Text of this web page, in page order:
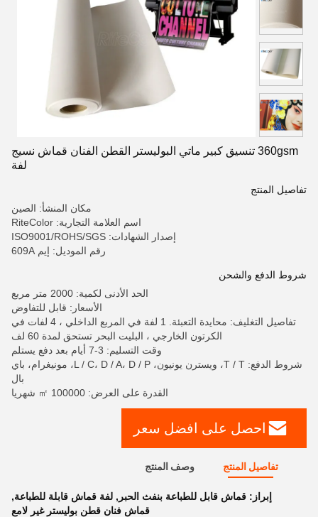
360gsm تنسيق كبير ماتي البوليستر القطن الفنان قماش نسيج
لفة
تفاصيل المنتج
مكان المنشأ: الصين
اسم العلامة التجارية: RiteColor
إصدار الشهادات: ISO9001/ROHS/SGS
رقم الموديل: إيم 609A
شروط الدفع والشحن
الحد الأدنى لكمية: 2000 متر مربع
الأسعار: قابل للتفاوض
تفاصيل التغليف: محايدة التعبئة. 1 لفة في المربع الداخلي ، 4 لفات في
الكرتون الخارجي ، البليت البحر تستحق لمدة 60 لف
وقت التسليم: 3-7 أيام بعد دفع يستلم
شروط الدفع: T / T، ويسترن يونيون، L / C، D / A، D / P، مونيغرام، باي
بال
القدرة على العرض: 100000 ㎡ شهريا
احصل على افضل سعر
تفاصيل المنتج وصف المنتج
إبراز: قماش قابل للطباعة بنفث الحبر , لفة قماش قابلة للطباعة,
قماش فنان قطن بوليستر غير لامع